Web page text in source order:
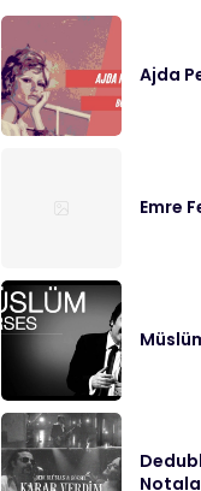
Ajda
Emre